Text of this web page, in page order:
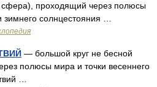
проходящий через полюсы
зимнего солнцестояния …
— большой круг не бесной
полюсы мира и точки весеннего
…